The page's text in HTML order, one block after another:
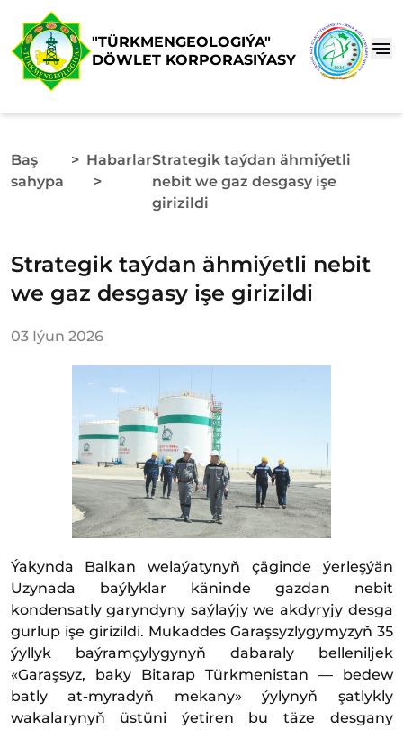
"TÜRKMENGEOLOGIÝA"
DÖWLET KORPORASIÝASY
Baş
sahypa
> Habarlar
>
Strategik taýdan ähmiýetli
nebit we gaz desgasy işe
girizildi
Strategik taýdan ähmiýetli nebit
we gaz desgasy işe girizildi
03 Iýun 2026
Ýakynda Balkan welaýatynyň çäginde ýerleşýän
Uzynada baýlyklar käninde gazdan nebit
kondensatly garyndyny saýlaýjy we akdyryjy desga
gurlup işe girizildi. Mukaddes Garaşsyzlygymyzyň 35
ýyllyk baýramçylygynyň dabaraly belleniljek
«Garaşsyz, ba­ky Bi­ta­rap Türk­me­nis­tan — bedew
batly at-myradyň mekany» ýylynyň şatlykly
wakalarynyň üstüni ýetiren bu täze desgany